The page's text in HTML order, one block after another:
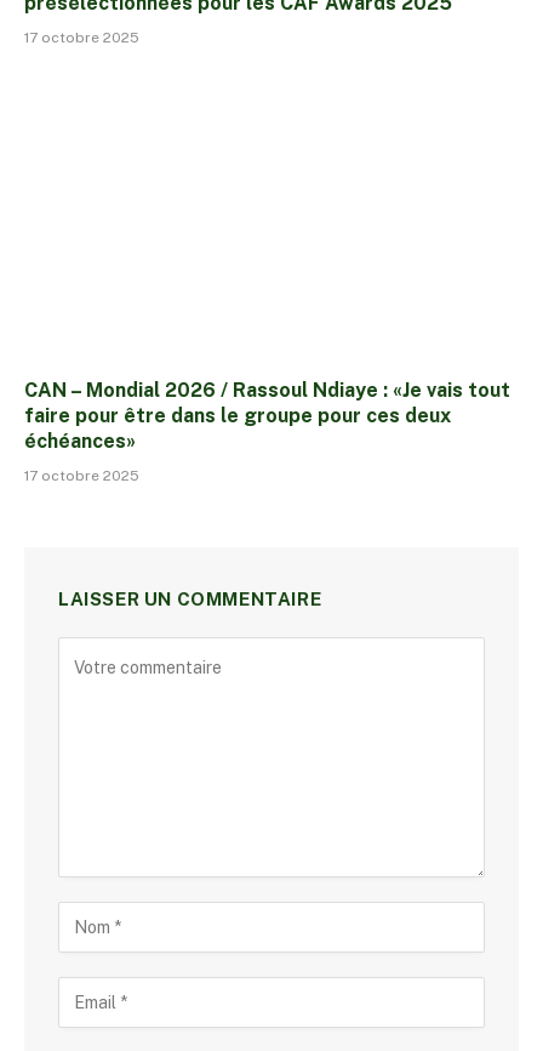
17 octobre 2025
CAN – Mondial 2026 / Rassoul Ndiaye : «Je vais tout
faire pour être dans le groupe pour ces deux
échéances»
17 octobre 2025
LAISSER UN COMMENTAIRE